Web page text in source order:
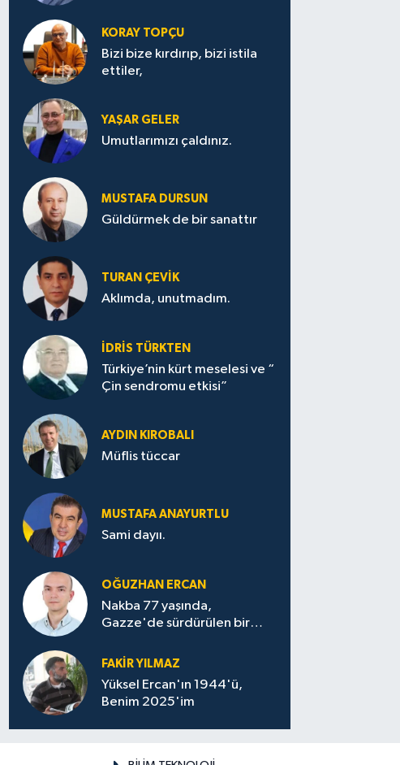
KORAY TOPÇU
Bizi bize kırdırıp, bizi istila
ettiler,
YAŞAR GELER
Umutlarımızı çaldınız.
MUSTAFA DURSUN
Güldürmek de bir sanattır
TURAN ÇEVİK
Aklımda, unutmadım.
İDRİS TÜRKTEN
Türkiye’nin kürt meselesi ve “
Çin sendromu etkisi”
AYDIN KIROBALI
Müflis tüccar
MUSTAFA ANAYURTLU
Sami dayıı.
OĞUZHAN ERCAN
Nakba 77 yaşında,
Gazze'de sürdürülen bir
FAKİR YILMAZ
Yüksel Ercan'ın 1944'ü,
Benim 2025'im